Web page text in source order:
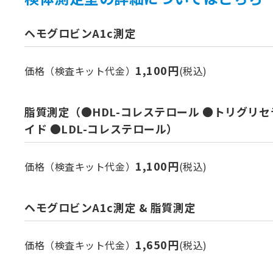
ヘモグロビンA1c測定
価格（検査キット代金） 1,100円(税込)
脂質測定（●HDL-コレステロール ●トリグリセ
イド ●LDL-コレステロール）
価格（検査キット代金） 1,100円(税込)
ヘモグロビンA1c測定 & 脂質測定
価格（検査キット代金） 1,650円(税込)